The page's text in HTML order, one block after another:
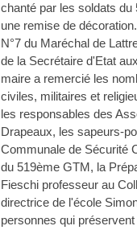
chanté par les soldats
une remise de
N°7 du Maréchal de
de la Secrétaire d'Etat
maire a remercié les
civiles, militaires et
les responsables des
Drapeaux, les sapeurs-
Communale de Sécurité
du 519ème GTM, la
Fieschi professeur au
directrice de l'école
personnes qui